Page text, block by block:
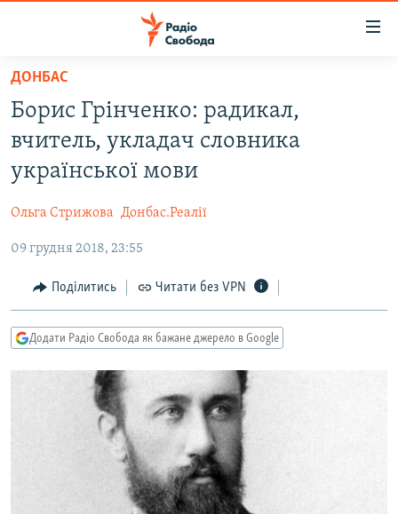
Перейти
основного
матеріалу
Перейти
до
основної
Перейти
пошуку
ВСЕ ЗА ДОБУ
СТАТТІ
ЕКОНОМІКА
СУСПІЛЬСТВО
КУЛЬТУРА
УКРАЇНА
РОСІЙСЬКА «ФІЛЬТРАЦІЯ»
ДОНБАС.РЕАЛІЇ
КРИМ.РЕАЛІЇ
СХЕМИ
ПРИАЗОВ’Я
КИТАЙ.ВИКЛИКИ
МУЛЬТИМЕДІА
ДОНБАС
Борис Грінченко: радикал,
вчитель, укладач словника
української мови
Ольга Стрижова Донбас.Реалії
09 грудня 2018, 23:55
Поділитись Читати без VPN
Додати Радіо Свобода як бажане джерело в Google